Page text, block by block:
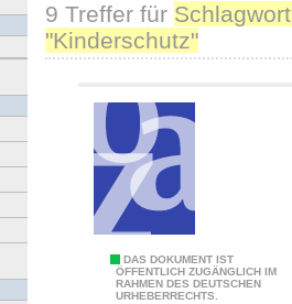
9 Treffer für
"Kinderschutz"
DAS DOKUMENT IST
ÖFFENTLICH ZUGÄNGLICH IM
RAHMEN DES DEUTSCHEN
URHEBERRECHTS.